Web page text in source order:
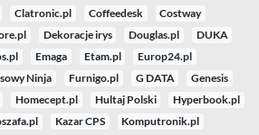
Clatronic.pl Coffeedesk
Costway
Dekoracje irys Douglas.pl
DUKA
Emaga Etam.pl
Europ24.pl
Ninja Furnigo.pl G DATA
Genesis
Homecept.pl Hultaj Polski
Hyperbook.pl
Kazar CPS
Komputronik.pl